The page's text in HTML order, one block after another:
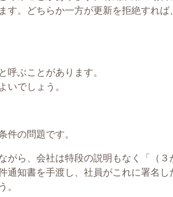
す。どちらか一方が更新を拒絶すれば
ぶことがあります。
でしょう。
の問題です。
ら、会社は特段の説明もなく「（３
知書を手渡し、社員がこれに署名し